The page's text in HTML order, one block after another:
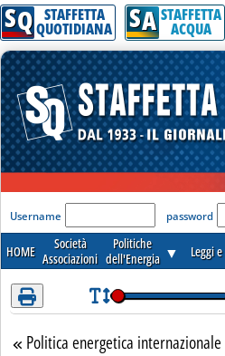
Attenzione! Esegui l'accesso per
SQ STAFFETTA
QUOTIDIANA SA STAFFETTA
ACQUA
'Modulo Login per
Username password
HOME
Società
Associazioni
Politiche
dell'Energia ▼ Leggi
Torna alla sezione
Politica energetica internazionale